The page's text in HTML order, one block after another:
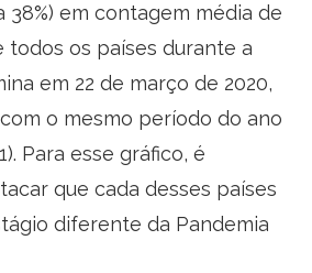
38%) em contagem média de
todos os países durante a
em 22 de março de 2020,
o mesmo período do ano
Para esse gráfico, é
que cada desses países
diferente da Pandemia